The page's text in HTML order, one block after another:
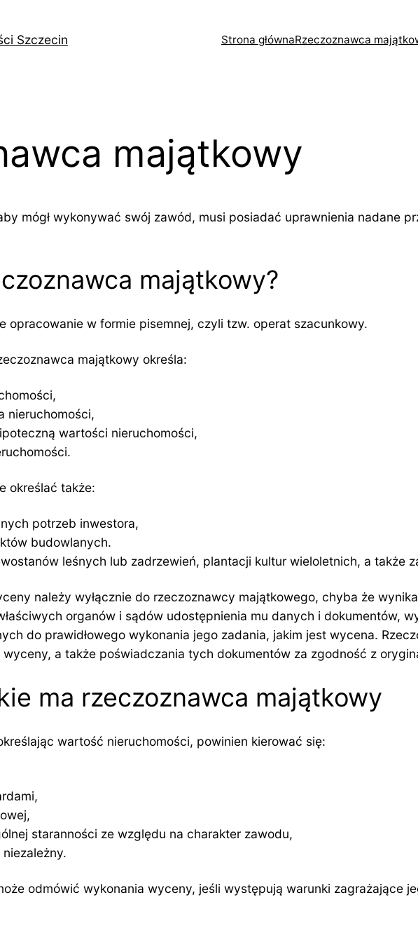
Szczecin Strona głównaRzeczoznawca
majątkowy
mógł wykonywać swój zawód, musi posiadać uprawnienia nadane
majątkowy?
opracowanie w formie pisemnej, czyli tzw. operat szacunkowy.
majątkowy określa:
nieruchomości,
wartości nieruchomości,
określać także:
potrzeb inwestora,
budowlanych.
leśnych lub zadrzewień, plantacji kultur wieloletnich, a także
należy wyłącznie do rzeczoznawcy majątkowego, chyba że
organów i sądów udostępnienia mu danych i dokumentów,
do prawidłowego wykonania jego zadania, jakim jest wycena.
a także poświadczania tych dokumentów za zgodność z
ma rzeczoznawca majątkowy
wartość nieruchomości, powinien kierować się:
staranności ze względu na charakter zawodu,
odmówić wykonania wyceny, jeśli występują warunki zagrażające